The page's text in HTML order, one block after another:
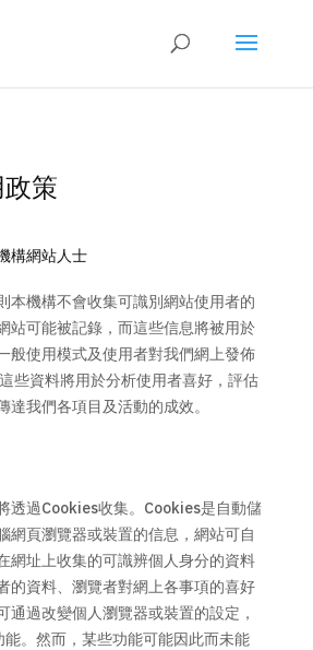
政策
構網站人士
本機構不會收集可識別網站使用者的
站可能被記錄，而這些信息將被用於
般使用模式及使用者對我們網上發佈
些資料將用於分析使用者喜好，評估
達我們各項目及活動的成效。
透過Cookies收集。Cookies是自動儲
網頁瀏覽器或裝置的信息，網站可自
網址上收集的可識辨個人身分的資料
的資料、瀏覽者對網上各事項的喜好
通過改變個人瀏覽器或裝置的設定，
。然而，某些功能可能因此而未能